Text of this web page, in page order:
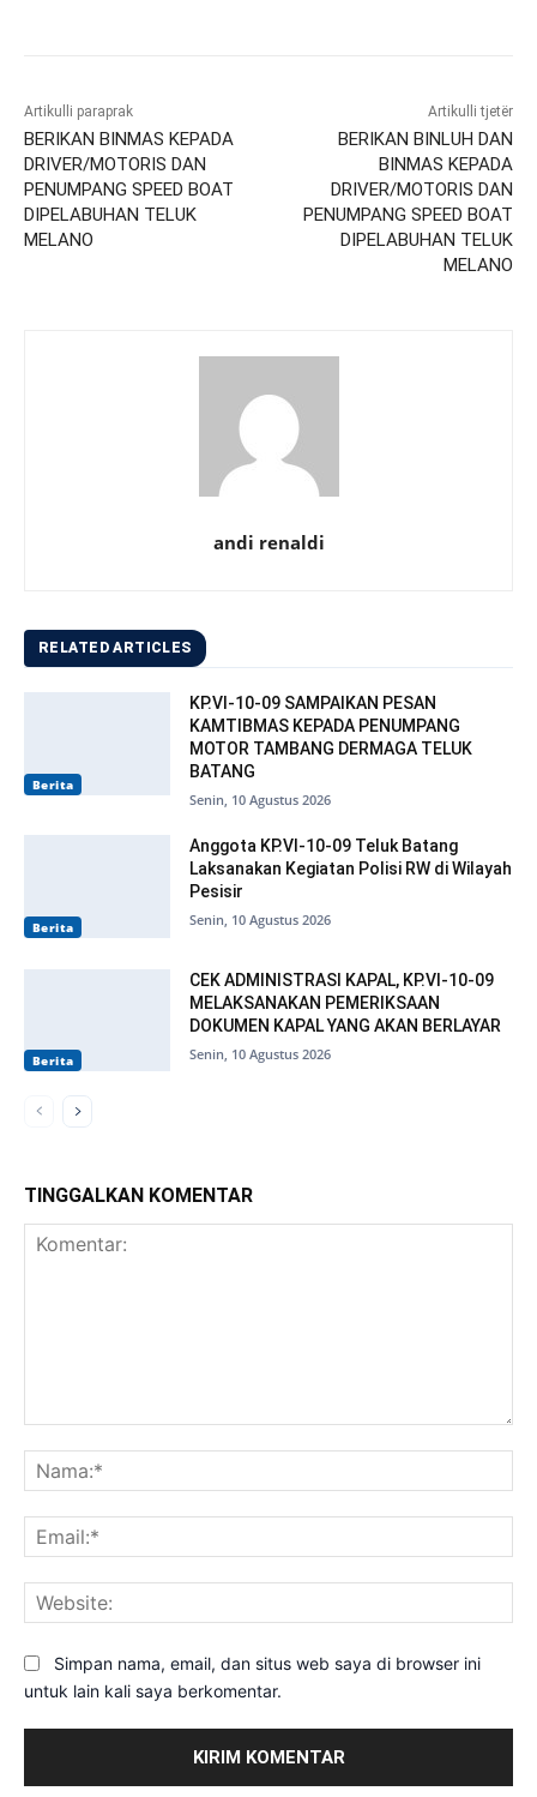
Artikulli paraprak
BERIKAN BINMAS KEPADA
DRIVER/MOTORIS DAN
PENUMPANG SPEED BOAT
DIPELABUHAN TELUK
MELANO
Artikulli tjetër
BERIKAN BINLUH DAN
BINMAS KEPADA
DRIVER/MOTORIS DAN
PENUMPANG SPEED BOAT
DIPELABUHAN TELUK
MELANO
andi renaldi
RELATED ARTICLES
Berita
KP.VI-10-09 SAMPAIKAN PESAN
KAMTIBMAS KEPADA PENUMPANG
MOTOR TAMBANG DERMAGA TELUK
BATANG
Senin, 10 Agustus 2026
Berita
Anggota KP.VI-10-09 Teluk Batang
Laksanakan Kegiatan Polisi RW di Wilayah
Pesisir
Senin, 10 Agustus 2026
Berita
CEK ADMINISTRASI KAPAL, KP.VI-10-09
MELAKSANAKAN PEMERIKSAAN
DOKUMEN KAPAL YANG AKAN BERLAYAR
Senin, 10 Agustus 2026
TINGGALKAN KOMENTAR
Simpan nama, email, dan situs web saya di browser ini
untuk lain kali saya berkomentar.